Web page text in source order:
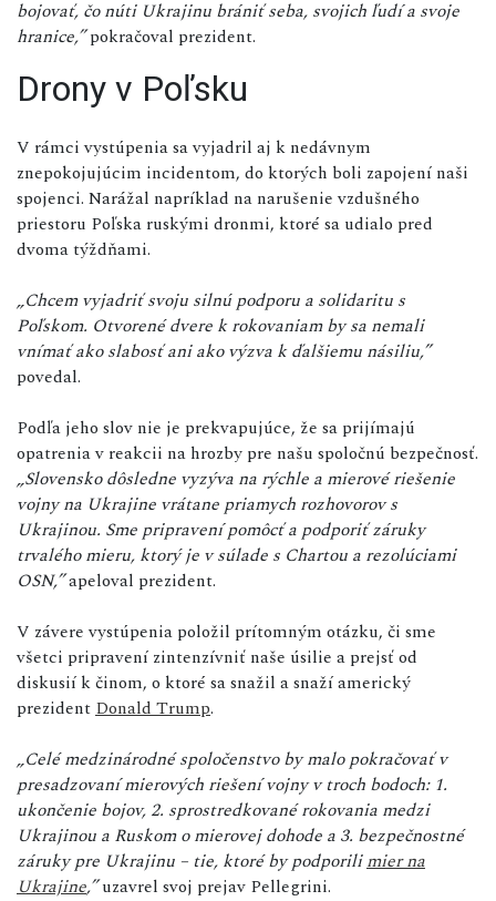
bojovať, čo núti Ukrajinu brániť seba, svojich ľudí a svoje
hranice,”pokračoval prezident.
Drony v Poľsku
V rámci vystúpenia sa vyjadril aj k nedávnym
znepokojujúcim incidentom, do ktorých boli zapojení naši
spojenci. Narážal napríklad na narušenie vzdušného
priestoru Poľska ruskými dronmi, ktoré sa udialo pred
dvoma týždňami.
„Chcem vyjadriť svoju silnú podporu a solidaritu s
Poľskom. Otvorené dvere k rokovaniam by sa nemali
vnímať ako slabosť ani ako výzva k ďalšiemu násiliu,”
povedal.
Podľa jeho slov nie je prekvapujúce, že sa prijímajú
opatrenia v reakcii na hrozby pre našu spoločnú bezpečnosť.
„Slovensko dôsledne vyzýva na rýchle a mierové riešenie
vojny na Ukrajine vrátane priamych rozhovorov s
Ukrajinou. Sme pripravení pomôcť a podporiť záruky
trvalého mieru, ktorý je v súlade s Chartou a rezolúciami
OSN,”apeloval prezident.
V závere vystúpenia položil prítomným otázku, či sme
všetci pripravení zintenzívniť naše úsilie a prejsť od
diskusií k činom, o ktoré sa snažil a snaží americký
prezident Donald Trump.
„Celé medzinárodné spoločenstvo by malo pokračovať v
presadzovaní mierových riešení vojny v troch bodoch: 1.
ukončenie bojov, 2. sprostredkované rokovania medzi
Ukrajinou a Ruskom o mierovej dohode a 3. bezpečnostné
záruky pre Ukrajinu – tie, ktoré by podporilimier na
Ukrajine,”uzavrel svoj prejav Pellegrini.